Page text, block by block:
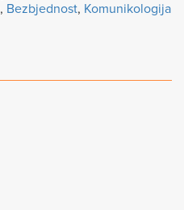
, Bezbjednost, Komunikologija